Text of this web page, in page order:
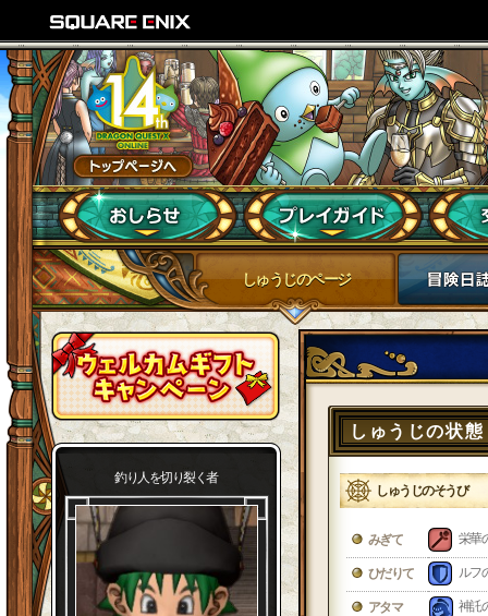
しゅうじのページ
釣り人を切り裂く者
しゅうじの状態
しゅうじのそうび
みぎて 栄華
ひだりて ルフ
アタマ 神託